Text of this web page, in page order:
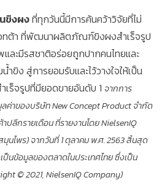
ขิงผงที่ทุกวันนี้มีการค้นคว้าวิจัยที่ไม่
ทต้า ที่พัฒนาผลิตภัณฑ์ขิงผงสำเร็จรูป
ละมีรสชาติอร่อยถูกปากคนไทยและ
ขิง สู่การยอมรับและไว้วางใจให้เป็น
ร็จรูปที่มียอดขายอันดับ 1 จากการ
าของบริษัท New Concept Product จำกัด
ลีกรายเดือน ที่รายงานโดย NielsenIQ
ไพร) จากวันที่ 1 ตุลาคม พ.ศ. 2563 สิ้นสุด
นข้อมูลของตลาดในประเทศไทย ซึ่งเป็น
© 2021, NielsenIQ Company)